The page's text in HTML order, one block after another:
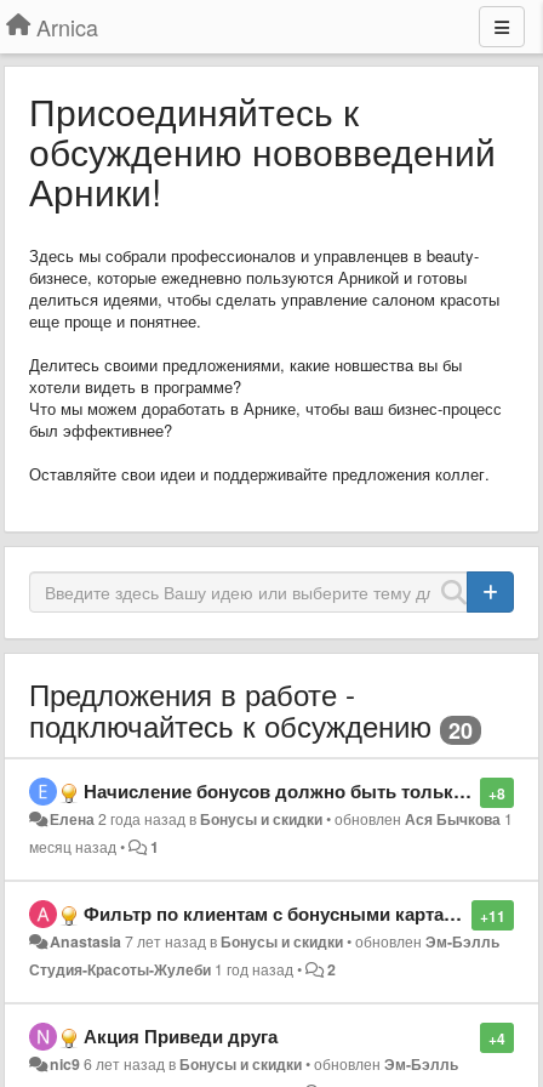
Arnica
Присоединяйтесь к
обсуждению нововведений
Арники!
Здесь мы собрали профессионалов и управленцев в beauty-
бизнесе, которые ежедневно пользуются Арникой и готовы
делиться идеями, чтобы сделать управление салоном красоты
еще проще и понятнее.
Делитесь своими предложениями, какие новшества вы бы
хотели видеть в программе?
Что мы можем доработать в Арнике, чтобы ваш бизнес-процесс
был эффективнее?
Оставляйте свои идеи и поддерживайте предложения коллег.
Предложения в работе -
подключайтесь к обсуждению 20
+8
Начисление бонусов должно быть только после оплаты
Елена2 года назадвБонусы и скидки•обновленАся Бычкова 1
месяц назад• 1
+11
Фильтр по клиентам с бонусными картами
Anastasia7 лет назадвБонусы и скидки•обновленЭм-Бэлль
Студия-Красоты-Жулеби 1 год назад• 2
+4
Акция Приведи друга
nic96 лет назадвБонусы и скидки•обновленЭм-Бэлль